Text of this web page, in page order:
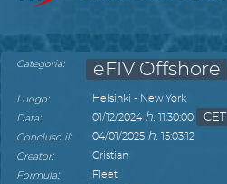
Categoria eFIV Offshore
Luogo
Helsinki - New York
Data
01/12/2024 h. 11:30:00 CET
Concluso il: 04/01/2025 h. 15:03:12
Creator:
Cristian
Formula
Fleet